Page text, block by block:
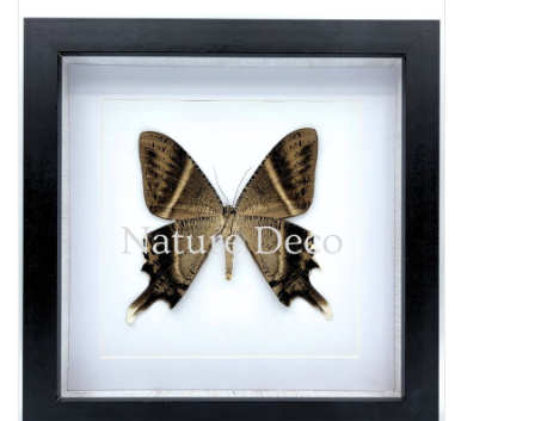
Prepareerbenodigdheden
Lijsten & Stolpen
Schedels & skeletten
Opgezette dieren